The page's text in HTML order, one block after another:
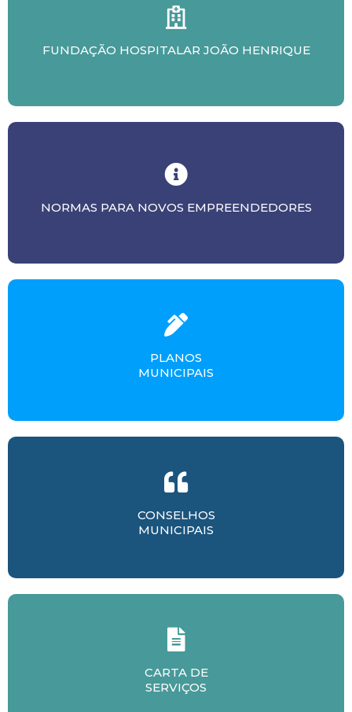
FUNDAÇÃO HOSPITALAR JOÃO HENRIQUE
NORMAS PARA NOVOS EMPREENDEDORES
PLANOS
MUNICIPAIS
CONSELHOS
MUNICIPAIS
CARTA DE
SERVIÇOS